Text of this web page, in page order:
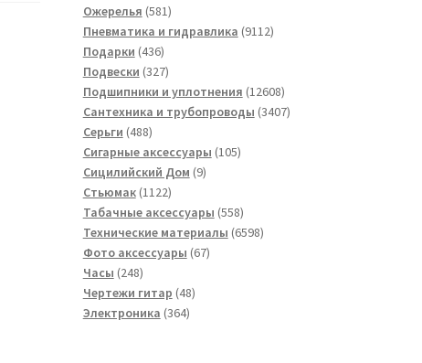
Ожерелья 581581
товар
Пневматика и гидравлика 91129112
Подарки 436436
товаров
Подвески 327327
товаров
Подшипники и уплотнения 1260812608
товаров
Сантехника и трубопроводы 34073407
Серьги 488488
товаров
Сигарные аксессуары 105105
Сицилийский Дом 99
Стьюмак 11221122
товара
Табачные аксессуары 558558
товаров
Технические материалы 65986598
Фото аксессуары 6767
Часы 248248
товаров
Чертежи гитар 4848
Электроника 364364